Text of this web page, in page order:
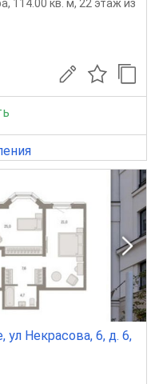
114.00 кв. м, 22 этаж из
Некрасова, 6, д. 6,